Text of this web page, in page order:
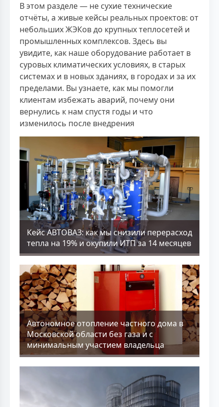
В этом разделе — не сухие технические
отчёты, а живые кейсы реальных проектов: от
небольших ЖЭКов до крупных теплосетей и
промышленных комплексов. Здесь вы
увидите, как наше оборудование работает в
суровых климатических условиях, в старых
системах и в новых зданиях, в городах и за их
пределами. Вы узнаете, как мы помогли
клиентам избежать аварий, почему они
вернулись к нам спустя годы и что
изменилось после внедрения
Кейс АВТОВАЗ: как мы снизили перерасход
тепла на 19% и окупили ИТП за 14 месяцев
Aвтономное отопление частного дома в
Московской области без газа и с
минимальным участием владельца